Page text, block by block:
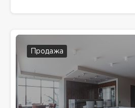
Продажа